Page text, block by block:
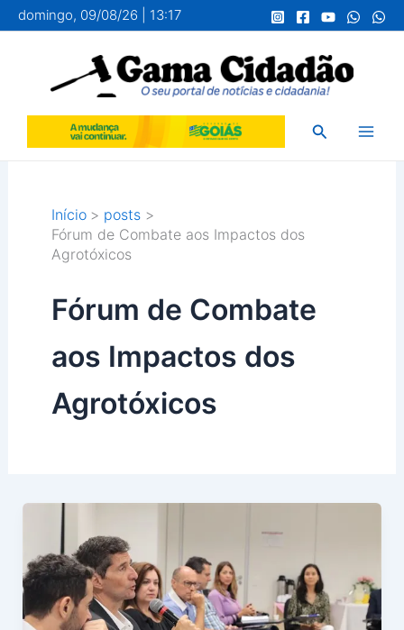
para
conteúdo
domingo, 09/08/26 | 13:17
Pesquisar
Início
posts
Fórum de Combate aos Impactos dos
Agrotóxicos
Fórum de Combate
aos Impactos dos
Agrotóxicos